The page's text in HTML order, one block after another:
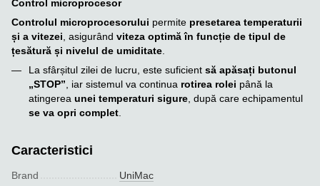
Control microprocesor
Controlul microprocesorului permite presetarea temperaturii
și a vitezei , asigurând viteza optimă în funcție de tipul de
țesătură și nivelul de umiditate
La sfârșitul zilei de lucru, este suficient să apăsați butonul
„STOP” , iar sistemul va continua rotirea rolei până la
atingerea unei temperaturi sigure , după care echipamentul
se va opri complet
Caracteristici
Brand UniMac